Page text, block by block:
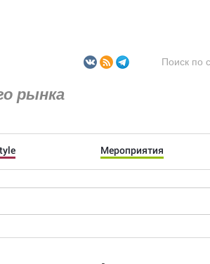
рынка
Мероприятия